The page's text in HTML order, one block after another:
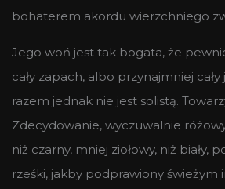
bohaterem akordu wierzchniego
Jego woń jest tak bogata, że
cały zapach, albo przynajmniej
razem jednak nie jest solistą.
Zdecydowanie, wyczuwalnie
niż czarny, mniej ziołowy, niż biały,
rześki, jakby podprawiony